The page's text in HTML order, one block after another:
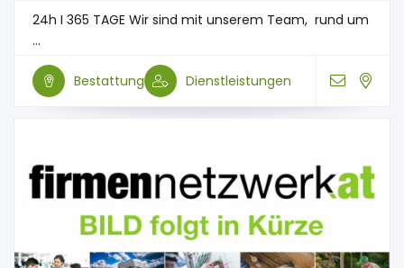
24h I 365 TAGE Wir sind mit unserem Team, rund um
...
Bestattung Dienstleistungen